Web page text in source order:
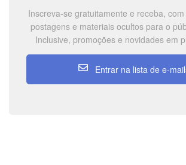
Inscreva-se gratuitamente e receba,
postagens e materiais ocultos para o
Inclusive, promoções e novidades em
Entrar na lista de e-